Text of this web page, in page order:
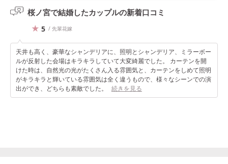
桜ノ宮で結婚したカップルの新着口コミ
5 / 先輩花嫁
天井も高く、豪華なシャンデリアに、照明とシャンデリア、ミラーボー
ルが反射した会場はキラキラしていて大変綺麗でした。 カーテンを開
けた時は、自然光の光がたくさん入る雰囲気と、カーテンをしめて照明
がキラキラと輝いている雰囲気は全く違うもので、様々なシーンでの演
出ができ、どちらも素敵でした。
続きを見る